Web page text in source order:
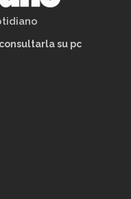
su pc